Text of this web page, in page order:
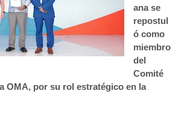
ana se
repostul
ó como
miembro
del
Comité
OMA, por su rol estratégico en la